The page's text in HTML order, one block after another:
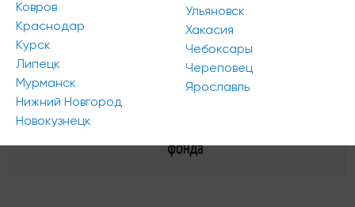
Ковров
Краснодар
Курск
Липецк
Мурманск
Нижний Новгород
Новокузнецк
Ульяновск
Хакасия
Чебоксары
Череповец
Ярославль